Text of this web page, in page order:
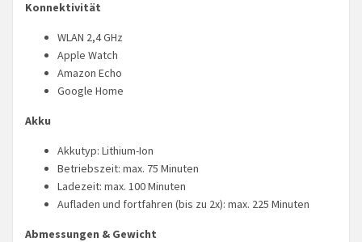
Konnektivität
WLAN 2,4 GHz
Apple Watch
Amazon Echo
Google Home
Akku
Akkutyp: Lithium-Ion
Betriebszeit: max. 75 Minuten
Ladezeit: max. 100 Minuten
Aufladen und fortfahren (bis zu 2x): max. 225 Minuten
Abmessungen & Gewicht